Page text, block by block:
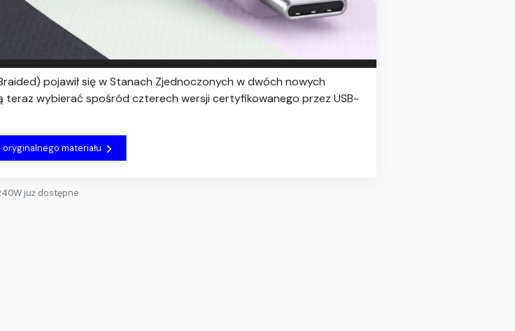
pojawił się w Stanach Zjednoczonych w dwóch nowych
teraz wybierać spośród czterech wersji certyfikowanego przez USB-
oryginalnego materiału
już dostępne